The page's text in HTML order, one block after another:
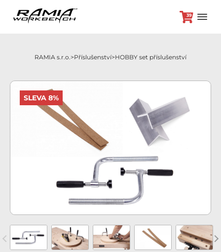
39
Hoblice
Příslušenství
Odložená platba
Kontakt
RAMIA s.r.o. Příslušenství HOBBY set příslušenství
SLEVA 8%